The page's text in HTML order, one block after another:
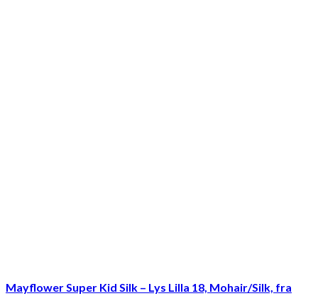
Mayflower Super Kid Silk – Lys Lilla 18, Mohair/Silk, fra